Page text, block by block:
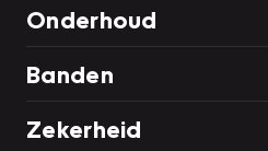
Onderhoud
Banden
Zekerheid